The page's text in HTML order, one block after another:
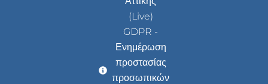
(Live)
GDPR -
Ενημέρωση
προστασίας
προσωπικών